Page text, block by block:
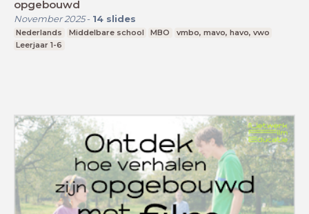
opgebouwd
November 2025- 14 slides
Nederlands Middelbare school MBO
vmbo, mavo, havo, vwo
Leerjaar 1-6